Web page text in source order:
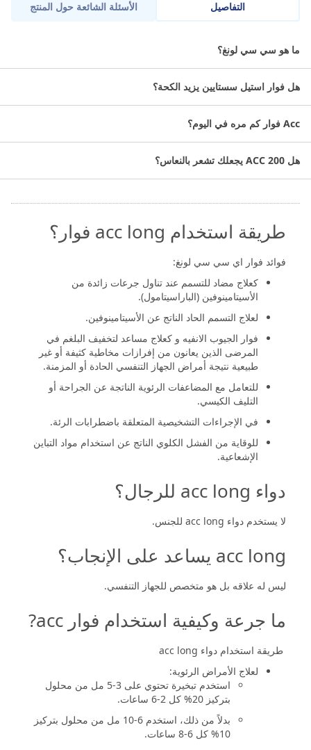
التفاصيل
يُستخدم أسيتيل سيستئين لعلاج أمراض الجهاز التنفسي التي تشمل
ممرات الهواء).
معلومات عن إيه سي سي لونج؟
الاسم العلمي: أسيتيل سيستايين.
التصنيف الدوائي: علاج أمراض الجهاز التنفسي.
طريقة استخدام acc long فوار؟
فوائد فوار اي سي سي لونغ:
كعلاج مضاد للتسمم عند تناول جرعات زائدة من
الأسيتامينوفين (الباراسيتامول).
لعلاج التسمم الحاد الناتج عن الأسيتامينوفين.
فوار الجيوب الانفيه و كعلاج مساعد لتخفيف البلغم في
المرضى الذين يعانون من إفرازات مخاطية كثيفة أو غير
طبيعية نتيجة أمراض الجهاز التنفسي الحادة أو المزمنة.
للتعامل مع المضاعفات الرئوية الناتجة عن الجراحة أو
التليف الكيسي.
في الإجراءات التشخيصية المتعلقة باضطرابات الرئة.
للوقاية من الفشل الكلوي الناتج عن استخدام مواد التباين
الإشعاعية.
دواء acc long للرجال؟
لا يستخدم دواء acc long للجنس.
acc long يساعد على الإنجاب؟
ليس له علاقه بل هو متخصص للجهاز التنفسي.
ما جرعة وكيفية استخدام فوار acc?
طريقة استخدام دواء acc long
لعلاج الأمراض الرئوية:
استخدم تبخيرة تحتوي على 3-5 مل من محلول
بتركيز 20% كل 2-6 ساعات.
بدلاً من ذلك، استخدم 6-10 مل من محلول بتركيز
10% كل 6-8 ساعات.
الأسئلة الشائعة حول المنتج
ما هو سي سي لونغ؟
هل فوار استيل سستايين يزيد الكحة؟
Acc فوار كم مره في اليوم؟
هل ACC 200 يجعلك تشعر بالنعاس؟